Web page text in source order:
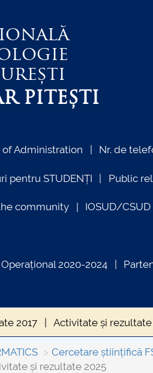
PITEȘTI
of Administration Nr. de
pentru STUDENȚI Public
community IOSUD/
2020-2024
2017 Activitate și rezultate
2022 Activitate și
Cercetare științifică
și rezultate 2025